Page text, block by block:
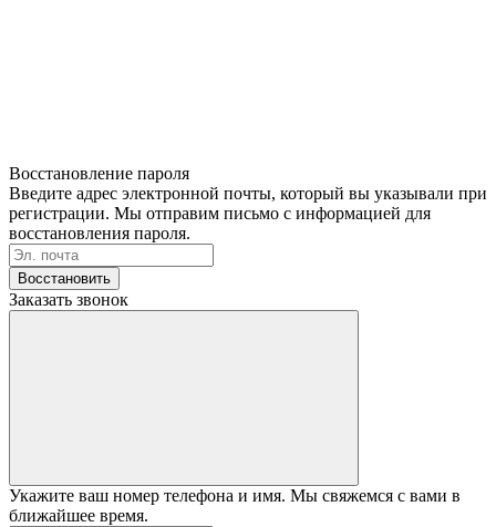
Восстановление пароля
Введите адрес электронной почты, который вы указывали при
регистрации. Мы отправим письмо с информацией для
восстановления пароля.
Восстановить
Заказать звонок
Укажите ваш номер телефона и имя. Мы свяжемся с вами в
ближайшее время.